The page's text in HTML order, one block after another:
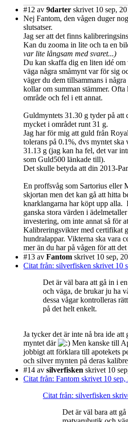
#12 av 9darter skrivet 10 sep,
Nej Fantom, den vågen duger
slutsatser.
Jag ser att det finns
Kan du zooma in lite och ta en
var lite långsam med svaret...)
Du kan skaffa dig en liten idé om
väga några småmynt var för sig
väger du dem tillsammans i
kollar om summan stämmer.
område och fel i ett annat.
Guldmyntets 31.30 g tyder på att
mycket i området runt 31 g.
Jag har för mig att guld från
tolerans på 0.1%, dvs myntet ska
31.13 g (jag kan ha fel, det var
som Guld500 länkade till).
Det skulle betyda att din 2013-
En proffsvåg som Sartorius eller
skjortan men det kan gå att hitta
knarklangarna har köpt upp alla.
ganska stora värden i
investering, om inte annat så för
Kalibreringsvikter med certifikat
hundralappar. Vikterna ska vara
mer än du har på vågen för att
#13 av Fantom skrivet 10 sep,
Citat från: silverfisken skrivet 10
Det är väl bara att gå in i
och väga, de brukar ju ha
dessa vågar kontrolleras
på det helt enkelt.
Ja tycker det är inte nå bra ide
myntet där
Men kanske till
jobbigt att förklara till apotekets
och silver mynten på deras
#14 av silverfisken skrivet 10
Citat från: Fantom skrivet 10 sep,
Citat från: silverfisken
Det är väl bara att